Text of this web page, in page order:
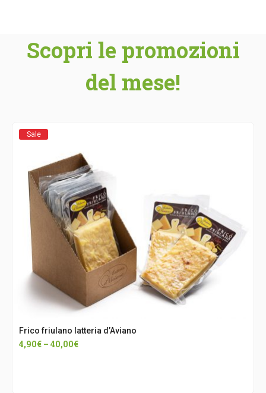
Scopri le promozioni
del mese!
Sale
Frico friulano latteria d’Aviano
4,90€ – 40,00€